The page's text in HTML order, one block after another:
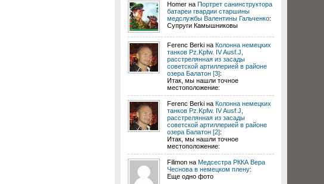
Homer на Портрет санинструктора
батареи гвардии старшины
медслужбы Валентины Гальченко:
Супруги Камышниковы
Ferenc Berki на Колонна немецких
танков Pz.Kpfw. IV Ausf.J,
расстрелянная из засады
советской артиллерией в районе
озера Балатон [3]:
Итак, мы нашли точное
местоположение:
Ferenc Berki на Колонна немецких
танков Pz.Kpfw. IV Ausf.J,
расстрелянная из засады
советской артиллерией в районе
озера Балатон [2]:
Итак, мы нашли точное
местоположение:
Filimon на Медсестра РККА Вера
Чеснова в немецком плену:
Еще одно фото